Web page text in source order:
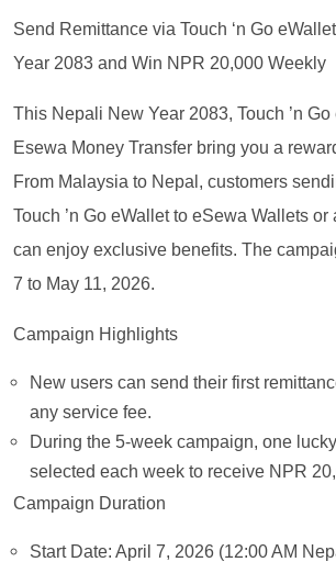
Send Remittance via Touch ‘n Go
Year 2083 and Win NPR 20,000 Weekly
This Nepali New Year 2083, Touch ’n Go
Esewa Money Transfer bring you a
From Malaysia to Nepal, customers
Touch ’n Go eWallet to eSewa Wallets
can enjoy exclusive benefits. The
7 to May 11, 2026.
Campaign Highlights
New users can send their first
any service fee.
During the 5-week campaign, one
selected each week to receive NPR
Campaign Duration
Start Date: April 7, 2026 (12:00 AM